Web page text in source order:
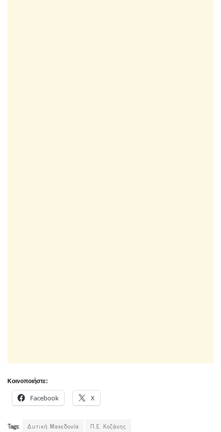
Κοινοποιήστε:
Facebook X
Tags: Δυτική Μακεδονία Π.Ε. Κοζάνης